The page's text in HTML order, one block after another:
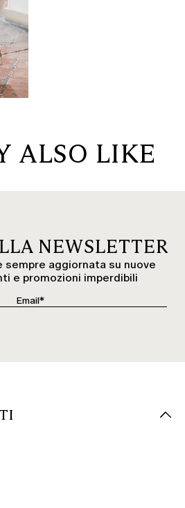
ALSO LIKE
NEWSLETTER
aggiornata su nuove
e promozioni imperdibili